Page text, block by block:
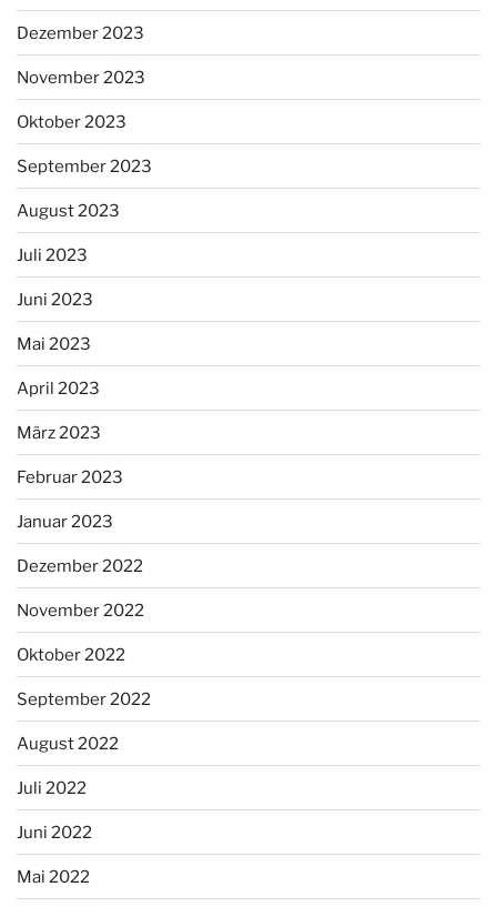
Dezember 2023
November 2023
Oktober 2023
September 2023
August 2023
Juli 2023
Juni 2023
Mai 2023
April 2023
März 2023
Februar 2023
Januar 2023
Dezember 2022
November 2022
Oktober 2022
September 2022
August 2022
Juli 2022
Juni 2022
Mai 2022